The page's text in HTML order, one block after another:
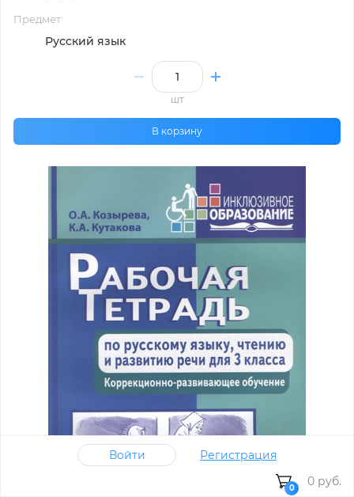
Предмет
Русский язык
шт
В корзину
Войти Регистрация
0 0 руб.